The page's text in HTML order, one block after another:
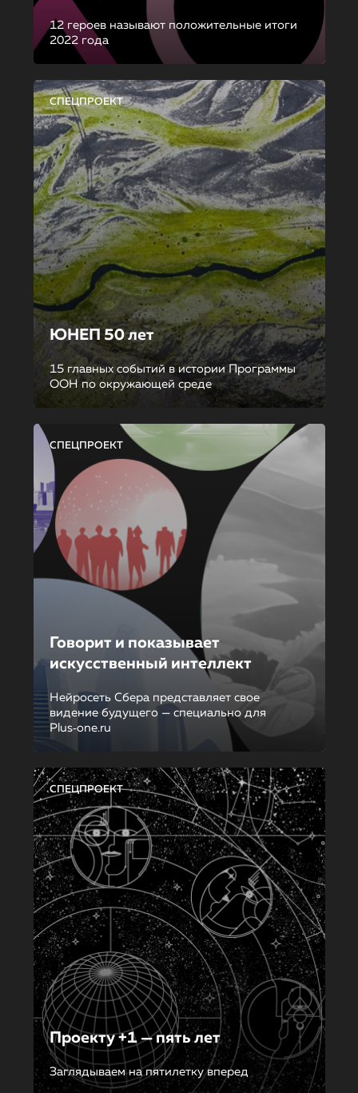
12 героев называют положительные итоги
2022 года
СПЕЦПРОЕКТ
ЮНЕП 50 лет
15 главных событий в истории Программы
ООН по окружающей среде
СПЕЦПРОЕКТ
Говорит и показывает
искусственный интеллект
Нейросеть Сбера представляет свое
видение будущего — специально для
Plus‑one.ru
СПЕЦПРОЕКТ
Проекту +1 — пять лет
Заглядываем на пятилетку вперед